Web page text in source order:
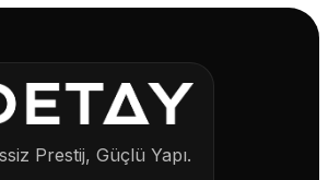
Prestij, Güçlü Yapı.